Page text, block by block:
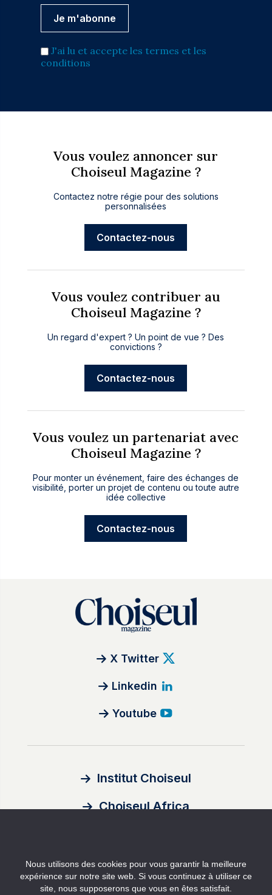
J'ai lu et accepte les termes et les
conditions
Vous voulez annoncer sur
Choiseul Magazine ?
Contactez notre régie pour des solutions
personnalisées
Contactez-nous
Vous voulez contribuer au
Choiseul Magazine ?
Un regard d'expert ? Un point de vue ? Des
convictions ?
Contactez-nous
Vous voulez un partenariat avec
Choiseul Magazine ?
Pour monter un événement, faire des échanges de
visibilité, porter un projet de contenu ou toute autre
idée collective
Contactez-nous
X Twitter
Linkedin
Youtube
Institut Choiseul
Choiseul Africa
Auteurs
Nous utilisons des cookies pour vous garantir la meilleure
expérience sur notre site web. Si vous continuez à utiliser ce
site, nous supposerons que vous en êtes satisfait.